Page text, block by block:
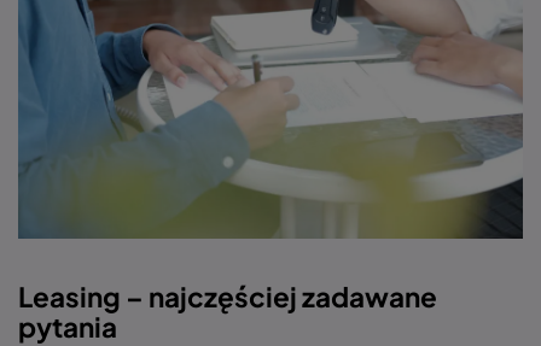
Leasing – najczęściej zadawane
pytania